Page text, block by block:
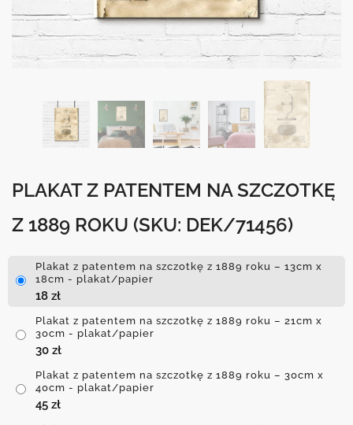
PLAKAT Z PATENTEM NA SZCZOTKĘ
Z 1889 ROKU (SKU: DEK/71456)
Plakat z patentem na szczotkę z 1889 roku – 13cm x
18cm - plakat/papier
18 zł
Plakat z patentem na szczotkę z 1889 roku – 21cm x
30cm - plakat/papier
30 zł
Plakat z patentem na szczotkę z 1889 roku – 30cm x
40cm - plakat/papier
45 zł